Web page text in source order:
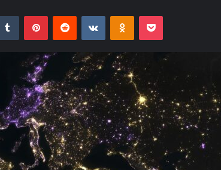
Tumblr PinterestReddit VKontakteOdnoklassniki
Pocket